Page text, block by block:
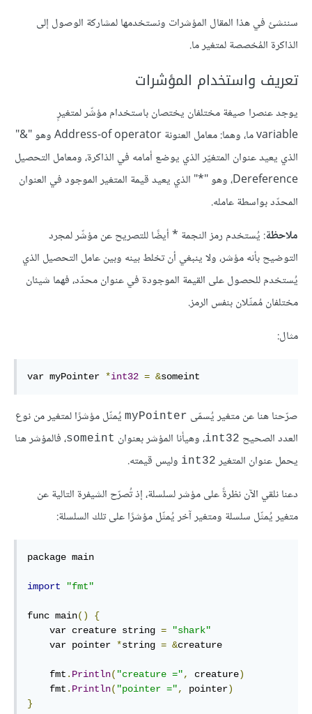
سننشئ في هذا المقال المؤشرات ونستخدمها لمشاركة الوصول إلى
الذاكرة المُخصصة لمتغير ما.
تعريف واستخدام المؤشرات
يوجد عنصرا صيغة مختلفان يختصان باستخدام مؤشّر لمتغيرٍ
variable ما، وهما: معامل العنونة Address-of operator وهو "&"
الذي يعيد عنوان المتغيّر الذي يوضع أمامه في الذاكرة، ومعامل التحصيل
Dereference، وهو "*" الذي يعيد قيمة المتغير الموجود في العنوان
المحدّد بواسطة عامله.
ملاحظة: يُستخدم رمز النجمة * أيضًا للتصريح عن مؤشّر لمجرد
التوضيح بأنه مؤشر، ولا ينبغي أن تخلط بينه وبين عامل التحصيل الذي
يُستخدم للحصول على القيمة الموجودة في عنوان محدّد، فهما شيئان
مختلفان مُمثّلان بنفس الرمز.
مثال:
var myPointer *int32 = &someint
صرّحنا هنا عن متغير يُسمّى myPointer يُمثّل مؤشرًا لمتغير من نوع
العدد الصحيح int32، وهيأنا المؤشر بعنوان someint، فالمؤشر هنا
يحمل عنوان المتغير int32 وليس قيمته.
دعنا نلقي الآن نظرةً على مؤشر لسلسلة، إذ تُصرّح الشيفرة التالية عن
متغير يُمثّل سلسلة ومتغير آخر يُمثّل مؤشرًا على تلك السلسلة:
package main
import "fmt"
func main()
{
    var creature string
=
"shark"
    var pointer
*string = &creature
    fmt
. Println( "creature =", creature)
    fmt
. Println( "pointer =", pointer)
}